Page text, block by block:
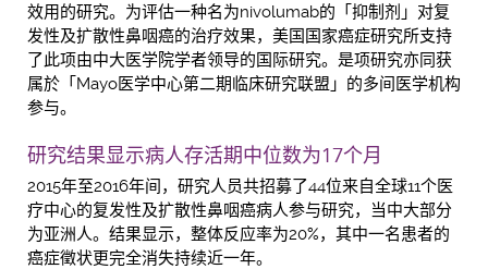
效用的研究。为评估一种名为nivolumab的「抑制剂」对复
发性及扩散性鼻咽癌的治疗效果，美国国家癌症研究所支持
了此项由中大医学院学者领导的国际研究。是项研究亦同获
属於「Mayo医学中心第二期临床研究联盟」的多间医学机构
参与。
研究结果显示病人存活期中位数为17个月
2015年至2016年间，研究人员共招募了44位来自全球11个医
疗中心的复发性及扩散性鼻咽癌病人参与研究，当中大部分
为亚洲人。结果显示，整体反应率为20%，其中一名患者的
癌症徵状更完全消失持续近一年。